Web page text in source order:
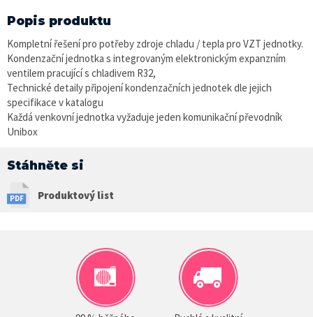
Popis produktu
Kompletní řešení pro potřeby zdroje chladu / tepla pro VZT jednotky.
Kondenzační jednotka s integrovaným elektronickým expanzním
ventilem pracující s chladivem R32,
Technické detaily připojení kondenzačních jednotek dle jejich
specifikace v katalogu
Každá venkovní jednotka vyžaduje jeden komunikační převodník
Unibox
Stáhněte si
Produktový list